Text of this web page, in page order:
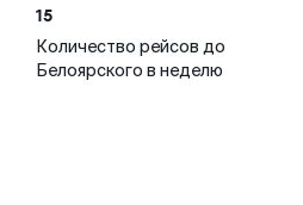
15
Количество рейсов до
Белоярского в неделю